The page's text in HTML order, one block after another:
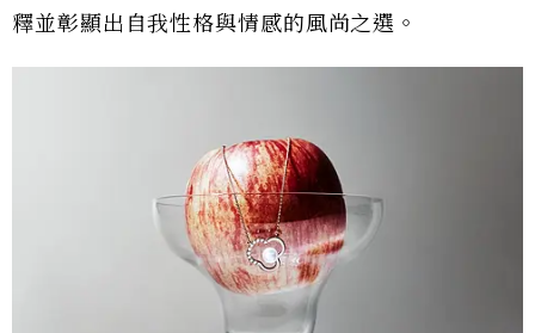
釋並彰顯出自我性格與情感的風尚之選。